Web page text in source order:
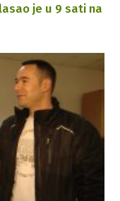
je u 9 sati na